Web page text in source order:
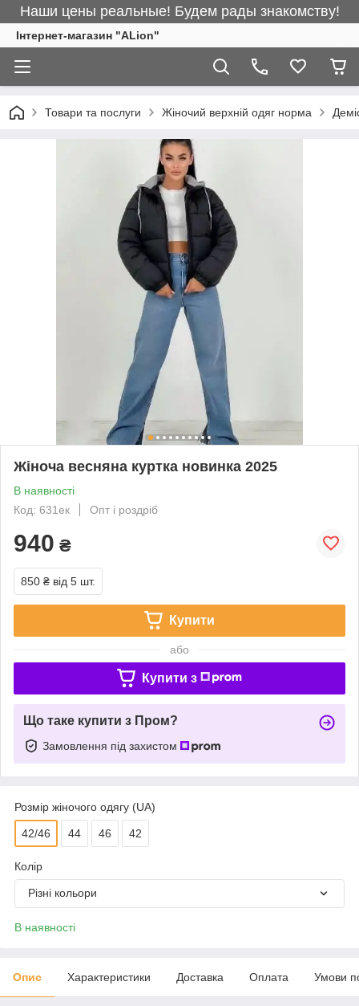
Наши цены реальные! Будем рады знакомству!
Інтернет-магазин "ALіon"
Товари та послуги Жіночий верхній одяг норма
Жіноча весняна куртка новинка 2025
В наявності
Код: 631ек
Опт і роздріб
940 ₴
850 ₴ від 5 шт.
Купити
або
Купити з
Що таке купити з Пром?
Замовлення під захистом
Розмір жіночого одягу (UA)
42/46 44 46 42
Колір
Різні кольори
В наявності
Опис Характеристики Доставка Оплата Умови